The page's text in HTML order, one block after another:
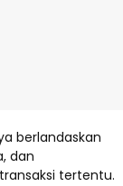
berlandaskan
dan
tertentu.